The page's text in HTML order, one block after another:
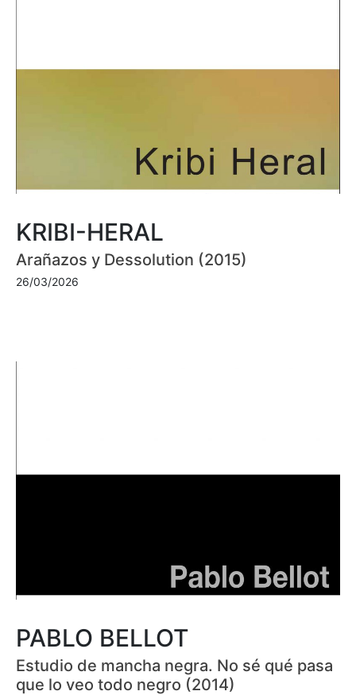
KRIBI-HERAL
Arañazos y Dessolution (2015)
26/03/2026
PABLO BELLOT
Estudio de mancha negra. No sé qué pasa
que lo veo todo negro (2014)